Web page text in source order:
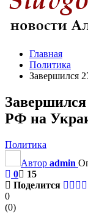
Главная
Политика
Завершился
РФ на
Политика
Автор admin
0
15
Поделится
0
(0)